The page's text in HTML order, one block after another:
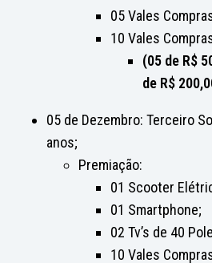
05 Vales
10 Vales
(05 de R$
de R$
05 de Dezembro: Terceiro
anos;
Premiação:
01 Scooter
01 Smartphone;
02 Tv’s de 40
10 Vales